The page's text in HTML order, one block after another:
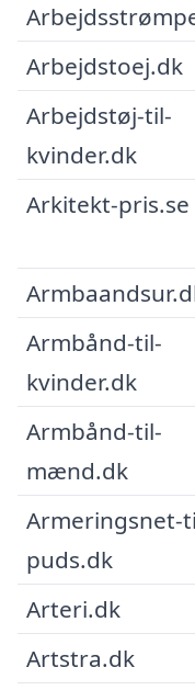
Arbejdstoej.dk
Arbejdstøj-til-
kvinder.dk
Arkitekt-pris.se
Armbånd-til-
kvinder.dk
Armbånd-til-
mænd.dk
Armeringsnet-
puds.dk
Arteri.dk
Artstra.dk